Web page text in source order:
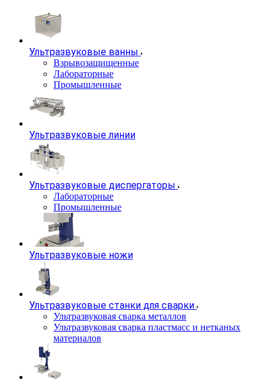
Ультразвуковые ванны
Взрывозащищенные
Лабораторные
Промышленные
Ультразвуковые линии
Ультразвуковые диспергаторы
Лабораторные
Промышленные
Ультразвуковые ножи
Ультразвуковые станки для сварки
Ультразвуковая сварка металлов
Ультразвуковая сварка пластмасс и нетканых
материалов